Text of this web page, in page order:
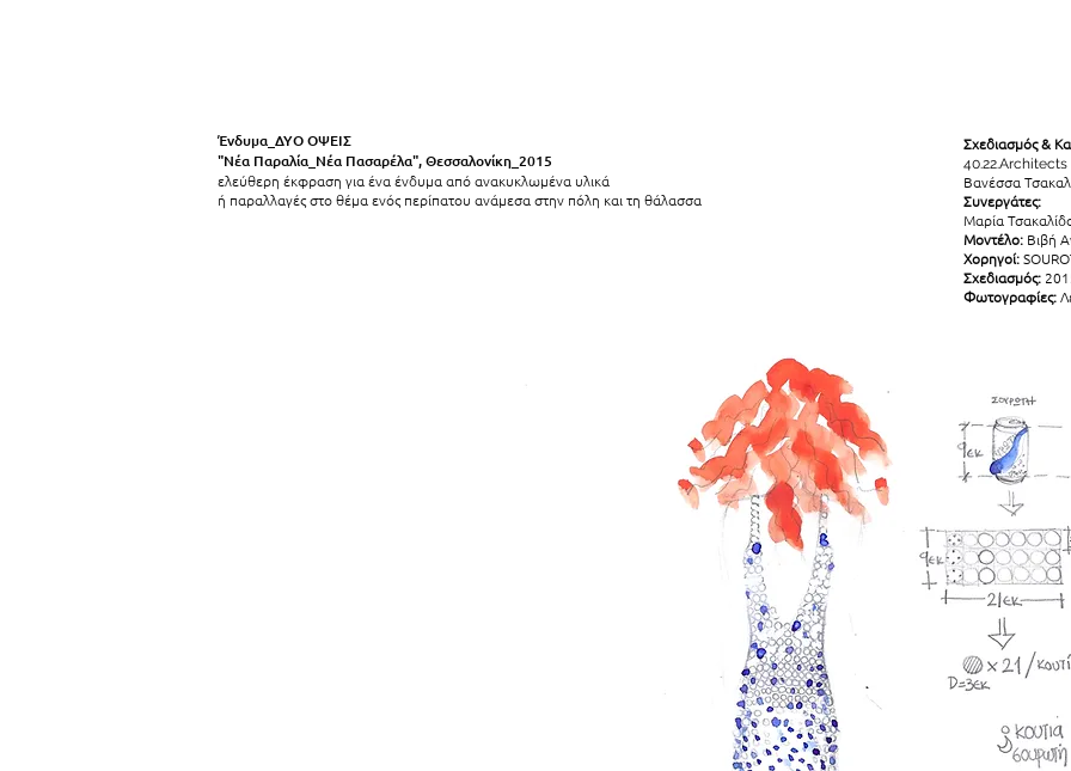
Ένδυμα_ΔΥΟ ΟΨΕΙΣ
"Νέα Παραλία_Νέα Πασαρέλα", Θεσσαλονίκη_2015
ελεύθερη έκφραση για ένα ένδυμα από ανακυκλωμένα υλικά
ή παραλλαγές στο θέμα ενός περίπατου ανάμεσα στην πόλη και τη θάλασσα
Σχεδιασμός &
40.22.Architects
Βανέσσα
Συνεργάτες:
Μαρία
Μοντέλο: Βιβή
Χορηγοί:
Σχεδιασμός:
Φωτογραφίες: